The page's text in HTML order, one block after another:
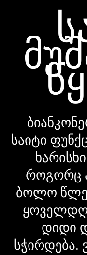
საიტი
როგორც
ბოლო
დიდი
სჭირდება.